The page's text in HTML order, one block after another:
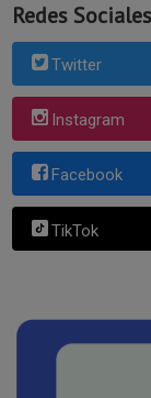
Redes Sociales
Twitter
Instagram
Facebook
TikTok